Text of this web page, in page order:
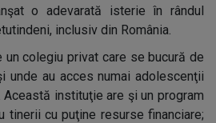
o adevarată isterie în rândul
inclusiv din România.
un colegiu privat care se bucură de
unde au acces numai adolescenţii
instituţie are şi un program
tinerii cu puţine resurse financiare;